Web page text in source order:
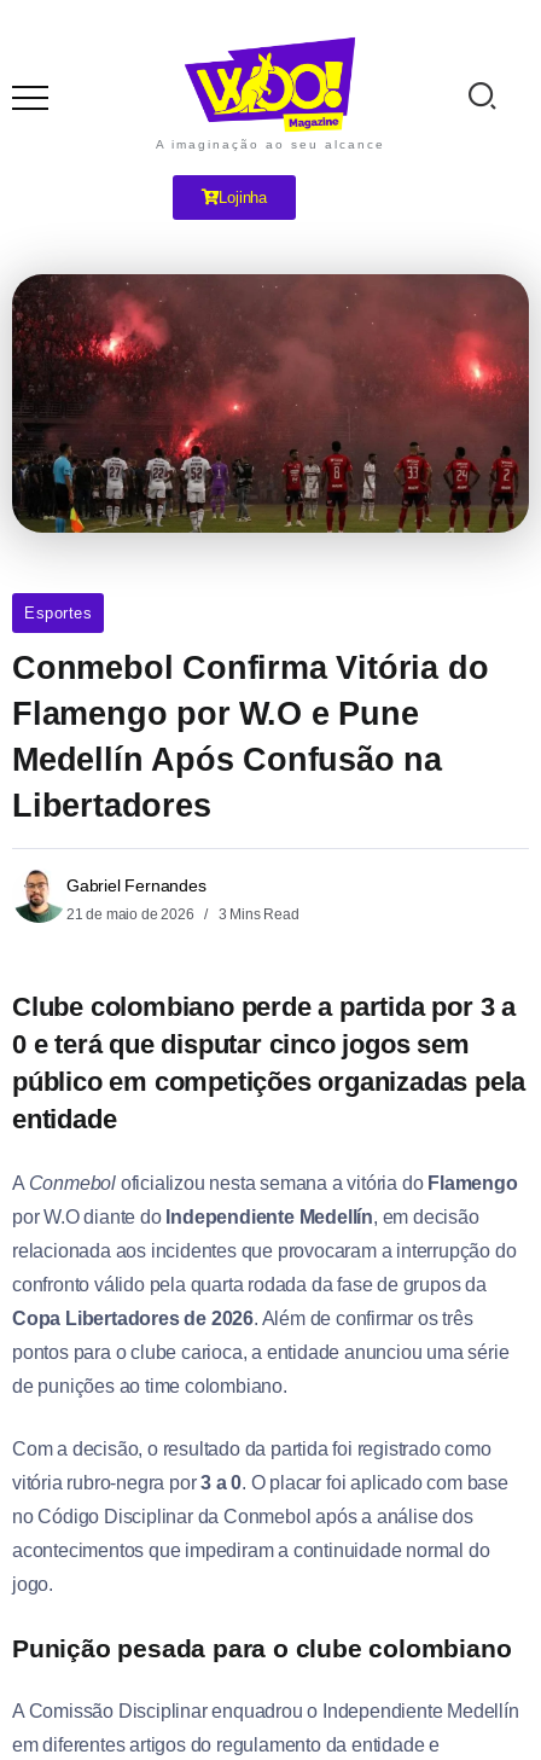
A imaginação ao seu alcance
Lojinha
Esportes
Conmebol Confirma Vitória do
Flamengo por W.O e Pune
Medellín Após Confusão na
Libertadores
Gabriel Fernandes
21 de maio de 2026 3 Mins Read
Clube colombiano perde a partida por 3 a
0 e terá que disputar cinco jogos sem
público em competições organizadas pela
entidade
A Conmebol oficializou nesta semana a vitória do Flamengo
por W.O diante do Independiente Medellín, em decisão
relacionada aos incidentes que provocaram a interrupção do
confronto válido pela quarta rodada da fase de grupos da
Copa Libertadores de 2026. Além de confirmar os três
pontos para o clube carioca, a entidade anunciou uma série
de punições ao time colombiano.
Com a decisão, o resultado da partida foi registrado como
vitória rubro-negra por3 a 0. O placar foi aplicado com base
no Código Disciplinar da Conmebol após a análise dos
acontecimentos que impediram a continuidade normal do
jogo.
Punição pesada para o clube colombiano
A Comissão Disciplinar enquadrou o Independiente Medellín
em diferentes artigos do regulamento da entidade e